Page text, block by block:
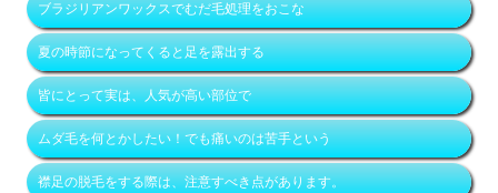
ブラジリアンワックスでむだ毛処理をおこな
夏の時節になってくると足を露出する
皆にとって実は、人気が高い部位で
ムダ毛を何とかしたい！でも痛いのは苦手という
襟足の脱毛をする際は、注意すべき点があります。